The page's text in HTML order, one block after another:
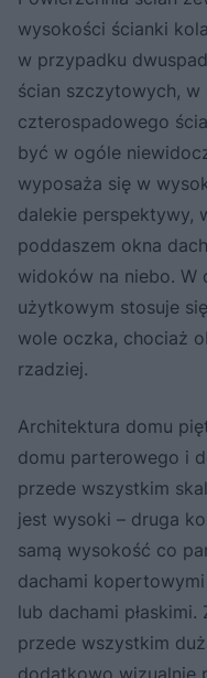
wysokości ścianki
w przypadku
ścian szczytowych, w
czterospadowego
być w ogóle
wyposaża się w
dalekie perspektywy,
poddaszem okna
widoków na niebo. W
użytkowym stosuje
wole oczka, chociaż
rzadziej.
Architektura domu
domu parterowego i
przede wszystkim
jest wysoki – druga
samą wysokość co
dachami
lub dachami
przede wszystkim
dodatkowo wizualnie